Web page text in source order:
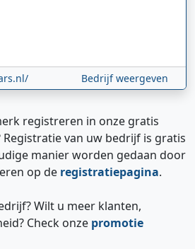
Bedrijf weergeven
registreren in onze gratis
van uw bedrijf is gratis
manier worden gedaan door
op de registratiepagina.
Wilt u meer klanten,
Check onze promotie